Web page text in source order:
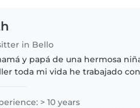
in Bello
y papá de una hermosa
toda mi vida he trabajado
aplicando para las..
> 10 years